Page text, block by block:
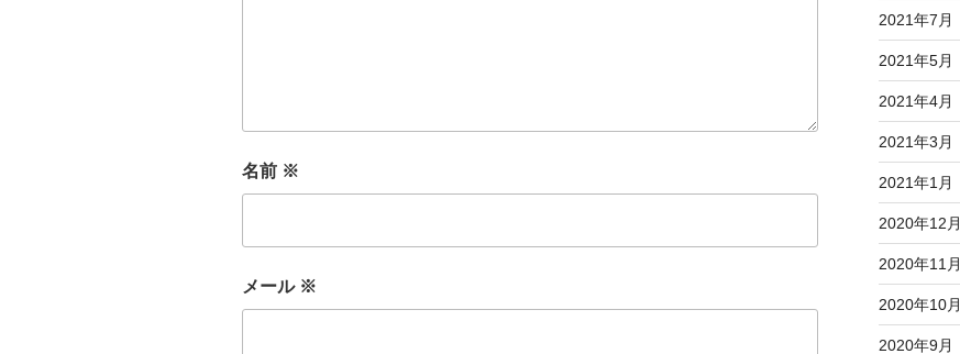
名前 ※
メール ※
2021年7月
2021年5月
2021年4月
2021年3月
2021年1月
2020年12月
2020年11月
2020年10月
2020年9月